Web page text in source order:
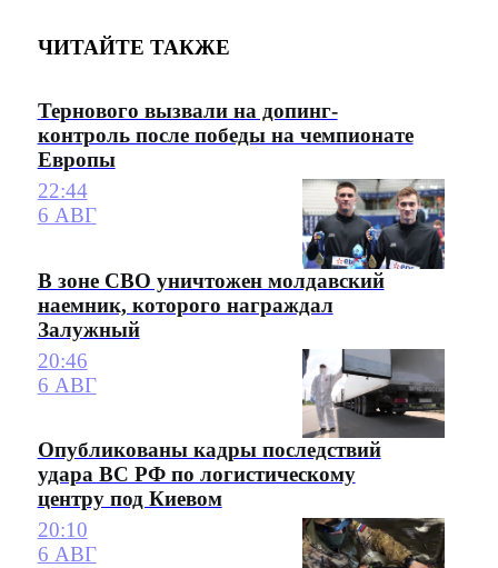
ЧИТАЙТЕ ТАКЖЕ
Тернового вызвали на допинг-
контроль после победы на чемпионате
Европы
22:44
6 АВГ
В зоне СВО уничтожен молдавский
наемник, которого награждал
Залужный
20:46
6 АВГ
Опубликованы кадры последствий
удара ВС РФ по логистическому
центру под Киевом
20:10
6 АВГ